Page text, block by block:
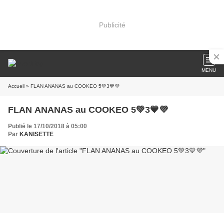
Publicité
MENU
Accueil » FLAN ANANAS au COOKEO 5💚3💙💜
FLAN ANANAS au COOKEO 5💚3💙💜
Publié le 17/10/2018 à 05:00
Par KANISETTE